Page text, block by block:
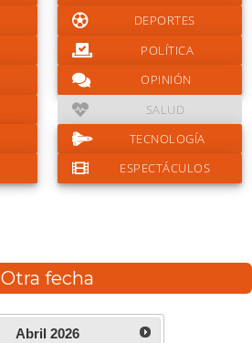
DEPORTES
POLÍTICA
OPINIÓN
SALUD
TECNOLOGÍA
ESPECTÁCULOS
Otra fecha
Abril 2026